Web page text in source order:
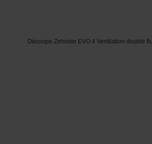
Découpe Zehnder EVO 4 Ventilation double